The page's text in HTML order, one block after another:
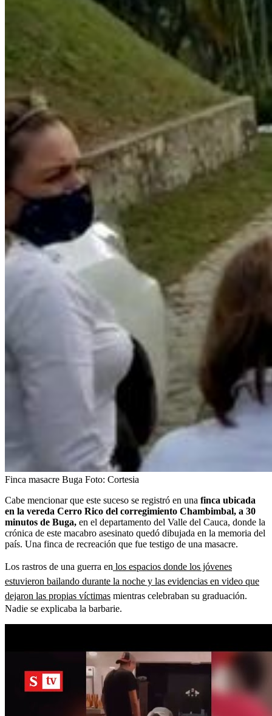
Finca masacre Buga Foto: Cortesia
Cabe mencionar que este suceso se registró en una finca ubicada
en la vereda Cerro Rico del corregimiento Chambimbal, a 30
minutos de Buga, en el departamento del Valle del Cauca, donde la
crónica de este macabro asesinato quedó dibujada en la memoria del
país. Una finca de recreación que fue testigo de una masacre.
Los rastros de una guerra en los espacios donde los jóvenes
estuvieron bailando durante la noche y las evidencias en video que
dejaron las propias víctimas mientras celebraban su graduación.
Nadie se explicaba la barbarie.